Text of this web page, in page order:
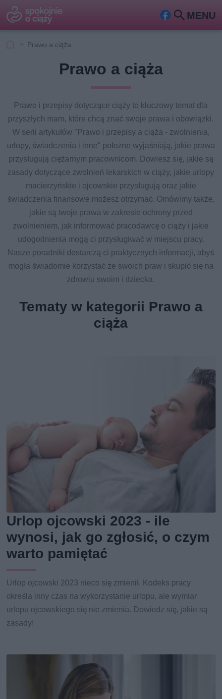
MENU
Fa Szu
Prawo a ciąża
Prawo a ciąża
Prawo i przepisy dotyczące ciąży to kluczowy temat dla
przyszłych mam, które chcą znać swoje prawa i obowiązki.
W serii artykułów "Prawo i przepisy a ciąża - zwolnienia,
urlopy, świadczenia i inne" położne wyjaśniają, jakie prawa
przysługują ciężarnym pracownicom. Dowiesz się, jakie są
zasady dotyczące zwolnień lekarskich w ciąży, jakie urlopy
macierzyńskie i ojcowskie przysługują oraz jakie
świadczenia finansowe możesz otrzymać. Omówimy także,
jakie są twoje prawa w zakresie ochrony przed
zwolnieniem, jak informować pracodawcę o ciąży i jakie
udogodnienia mogą ci przysługiwać w miejscu pracy.
Nasze poradniki dostarczą ci praktycznych informacji, abyś
mogła świadomie korzystać ze swoich praw i skupić się na
zdrowiu swoim i dziecka.
Tematy w kategorii Prawo a
ciąża
Urlop ojcowski 2023 - ile
wynosi, jak go zgłosić, o czym
warto pamiętać
Urlop ojcowski 2023 nieco się zmienił. Kodeks pracy
określa inny czas na wykorzystanie urlopu, ale wymiar
urlopu ojcowskiego się nie zmienia. Dowiedz się, jakie są
zasady!